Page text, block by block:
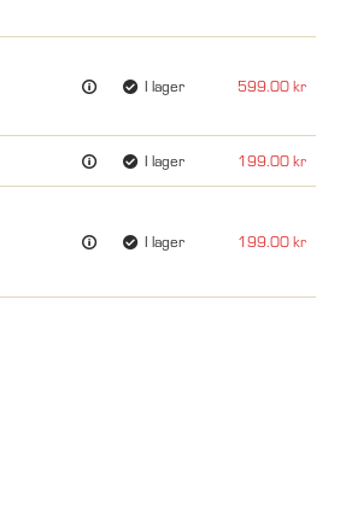
I lager 599.00
I lager 199.00
I lager 199.00